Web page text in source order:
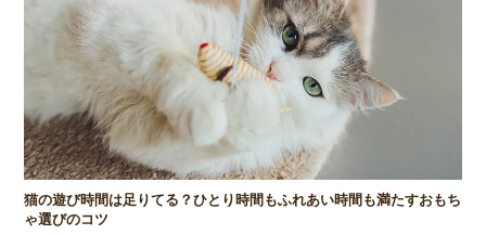
猫の遊び時間は足りてる？ひとり時間もふれあい時間も満たすおもち
ゃ選びのコツ